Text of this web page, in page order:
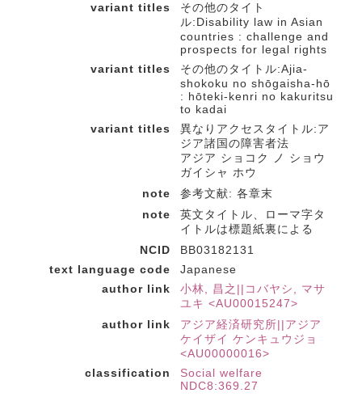
variant titles
その他のタイト
ル:Disability law in Asian
countries : challenge and
prospects for legal rights
variant titles
その他のタイトル:Ajia-
shokoku no shōgaisha-hō
: hōteki-kenri no kakuritsu
to kadai
variant titles
異なりアクセスタイトル:ア
ジア諸国の障害者法
アジア ショコク ノ ショウ
ガイシャ ホウ
note
参考文献: 各章末
note
英文タイトル、ローマ字タ
イトルは標題紙裏による
NCID
BB03182131
text language code
Japanese
author link
小林, 昌之||コバヤシ, マサ
ユキ <AU00015247>
author link
アジア経済研究所||アジア
ケイザイ ケンキュウジョ
<AU00000016>
classification
Social welfare
NDC8:369.27